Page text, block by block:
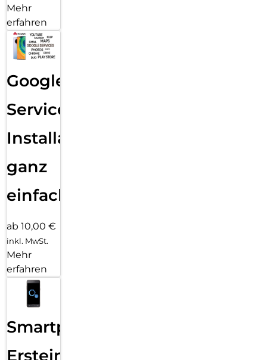
Mehr
erfahren
Google
Services
Installation
ganz
einfach
ab 10,00 €
inkl. MwSt.
Mehr
erfahren
Smartphone
Ersteinrichtung